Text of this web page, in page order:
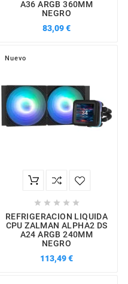
A36 ARGB 360MM
NEGRO
83,09 €
Nuevo
    
REFRIGERACION LIQUIDA
CPU ZALMAN ALPHA2 DS
A24 ARGB 240MM
NEGRO
113,49 €